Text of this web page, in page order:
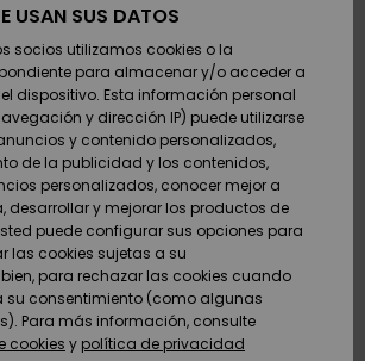
Zapatos y
chanclas
Surf
Snow
Novedades
Zapatos y
chanclas
Surf
Snow
Novedades
Destacados
Snow
Highlights
Comunidad
Snow Niños
Tienda
Snow Mujer
Destacados
Comunidad
Outlet
Mujer
Devoluciones
Pago
Tarjeta de
regalo
Quiksilver
Freedom
Protección de
datos
personales
USAN SUS DATOS
socios utilizamos cookies o la
para almacenar y/o acceder a
dispositivo. Esta información personal
y dirección IP) puede utilizarse
y contenido personalizados,
de la publicidad y los contenidos,
personalizados, conocer mejor a
desarrollar y mejorar los productos de
puede configurar sus opciones para
las cookies sujetas a su
para rechazar las cookies cuando
su consentimiento (como algunas
Para más información, consulte
cookies y política de privacidad